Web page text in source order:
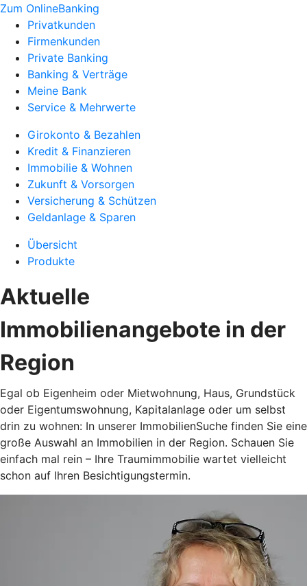
Zum OnlineBanking
Privatkunden
Firmenkunden
Private Banking
Banking & Verträge
Meine Bank
Service & Mehrwerte
Girokonto & Bezahlen
Kredit & Finanzieren
Immobilie & Wohnen
Zukunft & Vorsorgen
Versicherung & Schützen
Geldanlage & Sparen
Übersicht
Produkte
Aktuelle
Immobilienangebote in der
Region
Egal ob Eigenheim oder Mietwohnung, Haus, Grundstück
oder Eigentumswohnung, Kapitalanlage oder um selbst
drin zu wohnen: In unserer ImmobilienSuche finden Sie eine
große Auswahl an Immobilien in der Region. Schauen Sie
einfach mal rein – Ihre Traumimmobilie wartet vielleicht
schon auf Ihren Besichtigungstermin.